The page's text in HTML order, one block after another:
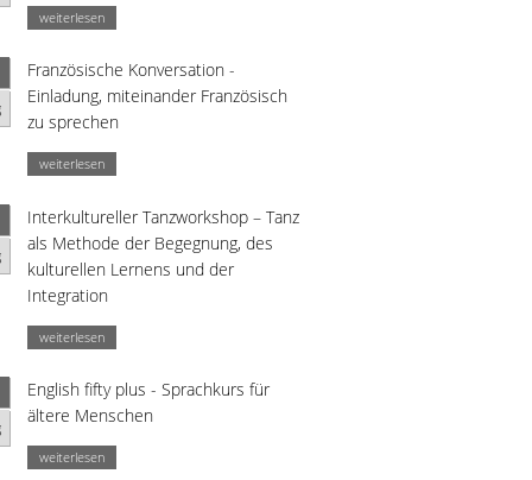
weiterlesen
Französische Konversation -
Einladung, miteinander Französisch
zu sprechen
weiterlesen
Interkultureller Tanzworkshop – Tanz
als Methode der Begegnung, des
kulturellen Lernens und der
Integration
weiterlesen
English fifty plus - Sprachkurs für
ältere Menschen
weiterlesen